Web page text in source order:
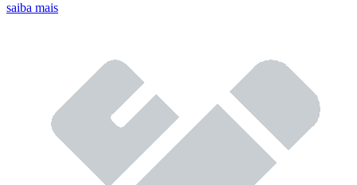
saiba mais